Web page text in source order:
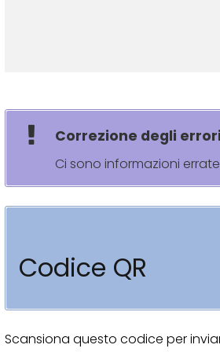
Correzione degli errori
Ci sono informazioni
Codice QR
Scansiona questo codice per